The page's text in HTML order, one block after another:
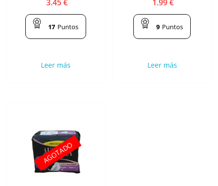
3.45€
17 Puntos
Leer más
1.99€
9 Puntos
Leer más
AGOTADO